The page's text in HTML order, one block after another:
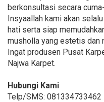
berkonsultasi secara
Insyaallah kami akan
hati serta siap
musholla yang estetis dan
Ingat produsen Pusat
Najwa Karpet.
Hubungi Kami
Telp/SMS: 081334733462